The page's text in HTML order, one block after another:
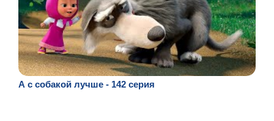
А с собакой лучше - 142 серия